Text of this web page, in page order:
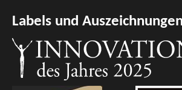
Labels und